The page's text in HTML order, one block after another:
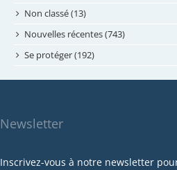
novembre 2023
octobre 2023
septembre 2023
mars 2023
janvier 2023
Non classé (13)
Nouvelles récentes (743)
Se protéger (192)
Newsletter
Inscrivez-vous à notre newsletter